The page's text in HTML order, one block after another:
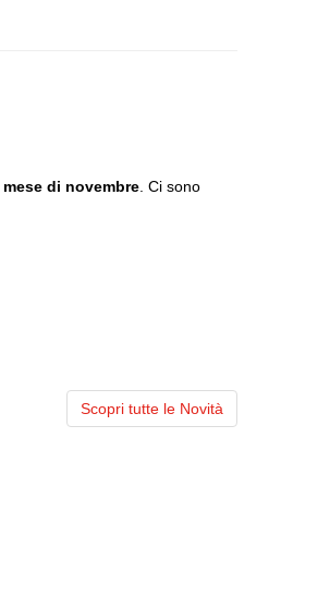
mese di novembre . Ci sono
Scopri tutte le Novità